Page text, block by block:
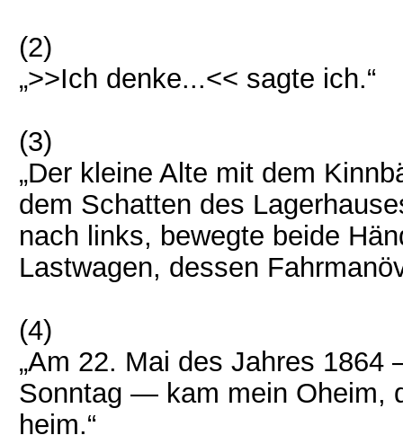
(2)
„>>Ich denke...<< sagte ich.“
(3)
„Der kleine Alte mit dem
dem Schatten des
nach links, bewegte beide
Lastwagen, dessen
(4)
„Am 22. Mai des Jahres
Sonntag — kam mein Oheim,
heim.“